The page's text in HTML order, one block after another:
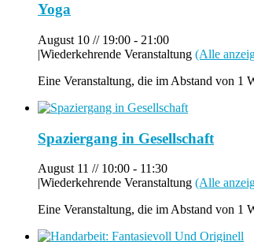
Yoga
August 10 // 19:00 - 21:00
|Wiederkehrende Veranstaltung (Alle
Eine Veranstaltung, die im Abstand von 1
Spaziergang in Gesellschaft
August 11 // 10:00 - 11:30
|Wiederkehrende Veranstaltung (Alle
Eine Veranstaltung, die im Abstand von 1